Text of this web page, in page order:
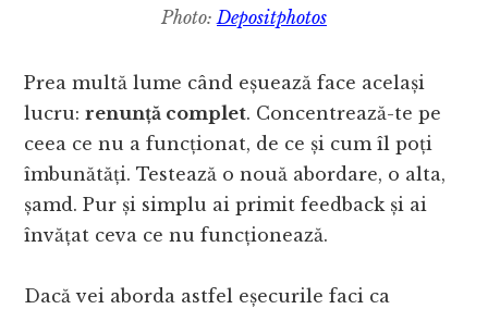
Photo:Depositphotos
Prea multă lume când eșuează face același
lucru:renunță complet. Concentrează-te pe
ceea ce nu a funcționat, de ce și cum îl poți
îmbunătăți.Testează o nouă abordare, o alta,
șamd. Pur și simplu ai primit feedback și ai
învățat ceva ce nu funcționează.
Dacă vei aborda astfel eșecurile faci ca